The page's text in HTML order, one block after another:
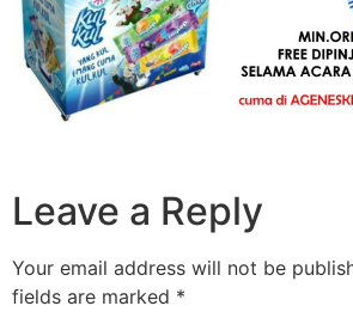
Leave a Reply
Your email address will not be
fields are marked *